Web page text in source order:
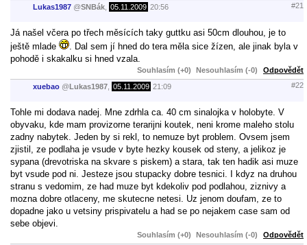
Lukas1987 @SNBák 05.11.2009 20:56 #21
Já našel včera po třech měsících taky guttku asi 50cm dlouhou, je to
ještě mlade
. Dal sem jí hned do tera měla sice žízen, ale jinak byla v
pohodě i skakalku si hned vzala.
Souhlasím (+0) Nesouhlasím (-0) Odpovědět
xuebao @Lukas1987 05.11.2009 21:09 #22
Tohle mi dodava nadej. Mne zdrhla ca. 40 cm sinalojka v holobyte. V
obyvaku, kde mam provizorne terarijni koutek, neni krome maleho stolu
zadny nabytek. Jeden by si rekl, to nemuze byt problem. Ovsem jsem
zjistil, ze podlaha je vsude v byte hezky kousek od steny, a jelikoz je
sypana (drevotriska na skvare s piskem) a stara, tak ten hadik asi muze
byt vsude pod ni. Jesteze jsou stupacky dobre tesnici. I kdyz na druhou
stranu s vedomim, ze had muze byt kdekoliv pod podlahou, ziznivy a
mozna dobre otlaceny, me skutecne netesi. Uz jenom doufam, ze to
dopadne jako u vetsiny prispivatelu a had se po nejakem case sam od
sebe objevi.
Souhlasím (+0) Nesouhlasím (-0) Odpovědět